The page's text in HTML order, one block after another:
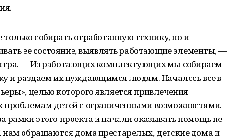
собирать отработанную технику, но и
ее состояние, выявлять работающие элементы, —
— Из работающих комплектующих мы собираем
и раздаем их нуждающимся людям. Началось все в
целью которого является привлечения
проблемам детей с ограниченными возможностями.
этого проекта и начали оказывать помощь не
обращаются дома престарелых, детские дома и